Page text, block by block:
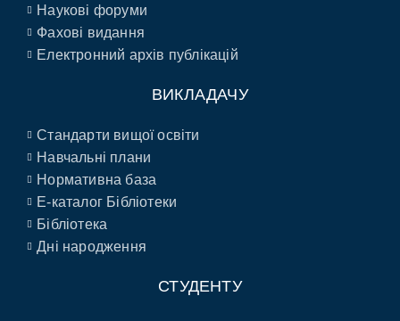
Наукові форуми
Фахові видання
Електронний архів публікацій
ВИКЛАДАЧУ
Стандарти вищої освіти
Навчальні плани
Нормативна база
E-каталог Бібліотеки
Бібліотека
Дні народження
СТУДЕНТУ